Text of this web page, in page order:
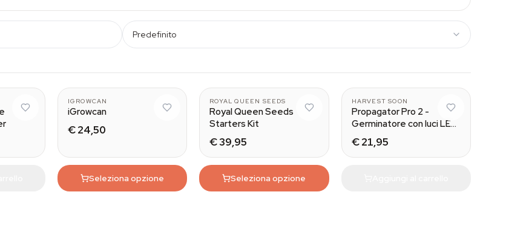
Predefinito
IGROWCAN
iGrowcan
€ 24,50
Seleziona opzione
ROYAL QUEEN SEEDS
Royal Queen Seeds
Starters Kit
€ 39,95
Seleziona opzione
HARVEST SOON
Propagator Pro 2 -
Germinatore con luci LED
e termometro
€ 21,95